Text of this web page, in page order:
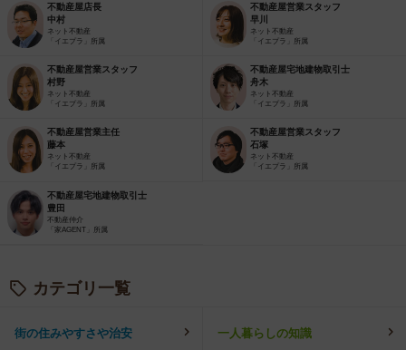
不動産屋店長
中村
ネット不動産
「イエプラ」所属
不動産屋営業スタッフ
早川
ネット不動産
「イエプラ」所属
不動産屋営業スタッフ
村野
ネット不動産
「イエプラ」所属
不動産屋宅地建物取引士
舟木
ネット不動産
「イエプラ」所属
不動産屋営業主任
藤本
ネット不動産
「イエプラ」所属
不動産屋営業スタッフ
石塚
ネット不動産
「イエプラ」所属
不動産屋宅地建物取引士
豊田
不動産仲介
「家AGENT」所属
カテゴリ一覧
街の住みやすさや治安 一人暮らしの知識